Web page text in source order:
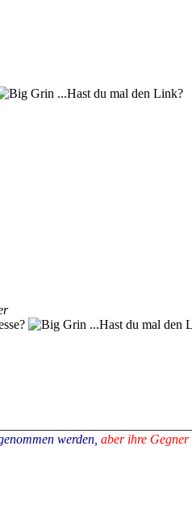
...Hast du mal den Link?
...Hast du mal den
werden, aber ihre Gegner